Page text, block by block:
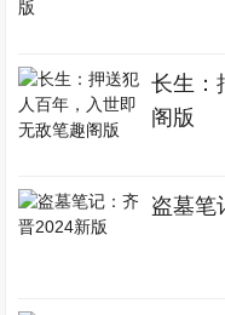
长生：
阁版
盗墓笔